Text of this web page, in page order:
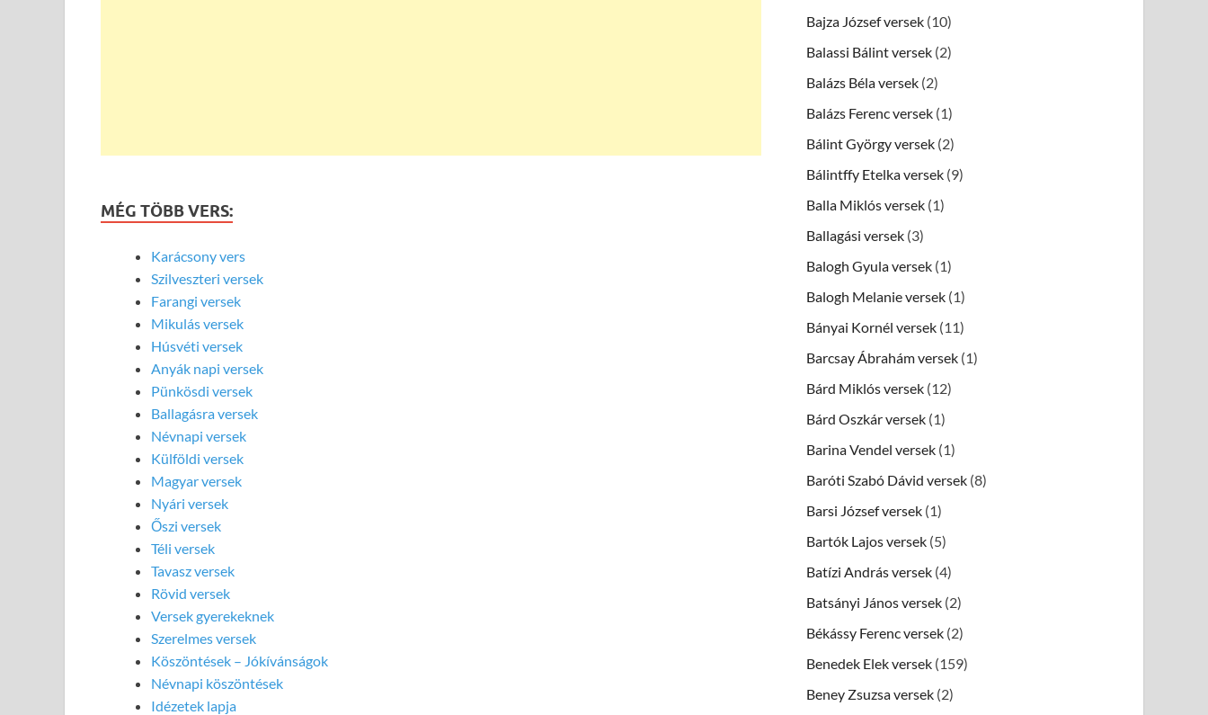
MÉG TÖBB VERS:
Karácsony vers
Szilveszteri versek
Farangi versek
Mikulás versek
Húsvéti versek
Anyák napi versek
Pünkösdi versek
Ballagásra versek
Névnapi versek
Külföldi versek
Magyar versek
Nyári versek
Őszi versek
Téli versek
Tavasz versek
Rövid versek
Versek gyerekeknek
Szerelmes versek
Köszöntések – Jókívánságok
Névnapi köszöntések
Idézetek lapja
Bajza József versek (10)
Balassi Bálint versek (2)
Balázs Béla versek (2)
Balázs Ferenc versek (1)
Bálint György versek (2)
Bálintffy Etelka versek (9)
Balla Miklós versek (1)
Ballagási versek (3)
Balogh Gyula versek (1)
Balogh Melanie versek (1)
Bányai Kornél versek (11)
Barcsay Ábrahám versek (1)
Bárd Miklós versek (12)
Bárd Oszkár versek (1)
Barina Vendel versek (1)
Baróti Szabó Dávid versek (8)
Barsi József versek (1)
Bartók Lajos versek (5)
Batízi András versek (4)
Batsányi János versek (2)
Békássy Ferenc versek (2)
Benedek Elek versek (159)
Beney Zsuzsa versek (2)